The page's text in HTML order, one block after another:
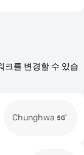
크를 변경할 수 있습
Chunghwa